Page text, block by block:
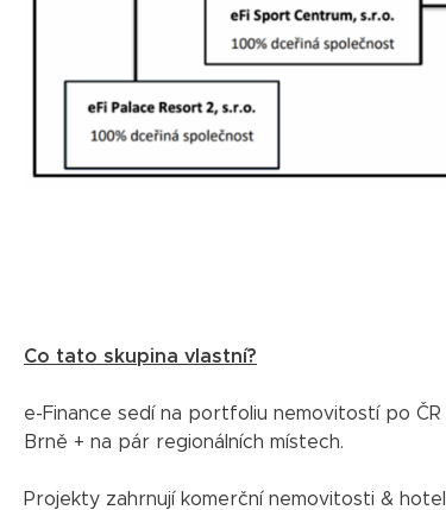
Co tato skupina vlastní?
e-Finance sedí na portfoliu nemovitostí po
Brně + na pár regionálních místech.
Projekty zahrnují komerční nemovitosti &